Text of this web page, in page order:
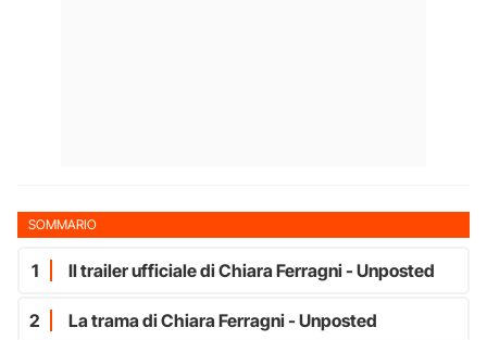
SOMMARIO
1 Il trailer ufficiale di Chiara Ferragni - Unposted
2 La trama di Chiara Ferragni - Unposted